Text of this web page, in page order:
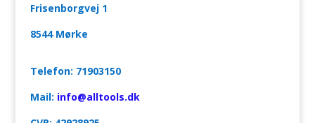
Frisenborgvej 1
8544 Mørke
Telefon: 71903150
Mail: info@alltools.dk